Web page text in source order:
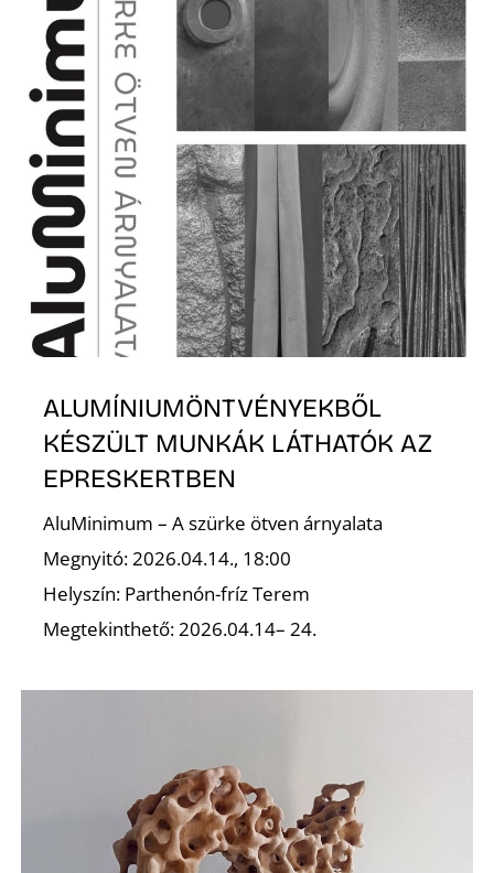
ALUMÍNIUMÖNTVÉNYEKBŐL
KÉSZÜLT MUNKÁK LÁTHATÓK AZ
EPRESKERTBEN
AluMinimum – A szürke ötven árnyalata
Megnyitó: 2026.04.14., 18:00
Helyszín: Parthenón-fríz Terem
Megtekinthető: 2026.04.14– 24.